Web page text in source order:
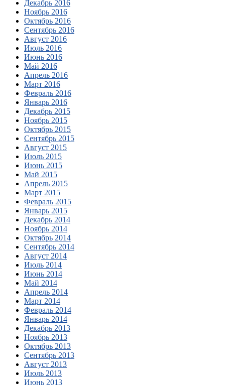
Декабрь 2016
Ноябрь 2016
Октябрь 2016
Сентябрь 2016
Август 2016
Июль 2016
Июнь 2016
Май 2016
Апрель 2016
Март 2016
Февраль 2016
Январь 2016
Декабрь 2015
Ноябрь 2015
Октябрь 2015
Сентябрь 2015
Август 2015
Июль 2015
Июнь 2015
Май 2015
Апрель 2015
Март 2015
Февраль 2015
Январь 2015
Декабрь 2014
Ноябрь 2014
Октябрь 2014
Сентябрь 2014
Август 2014
Июль 2014
Июнь 2014
Май 2014
Апрель 2014
Март 2014
Февраль 2014
Январь 2014
Декабрь 2013
Ноябрь 2013
Октябрь 2013
Сентябрь 2013
Август 2013
Июль 2013
Июнь 2013